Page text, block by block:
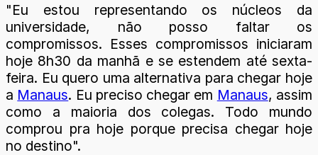
"Eu estou representando os núcleos da
universidade, não posso faltar os
compromissos. Esses compromissos iniciaram
hoje 8h30 da manhã e se estendem até sexta-
feira. Eu quero uma alternativa para chegar hoje
a Manaus. Eu preciso chegar em Manaus, assim
como a maioria dos colegas. Todo mundo
comprou pra hoje porque precisa chegar hoje
no destino".